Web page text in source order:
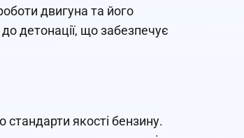
двигуна та його
детонації, що забезпечує
якості бензину.